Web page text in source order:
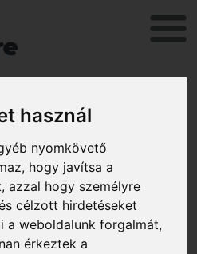
használ
nyomkövető
hogy javítsa a
azzal hogy személyre
célzott hirdetéseket
a weboldalunk forgalmát,
érkeztek a
lehetőség